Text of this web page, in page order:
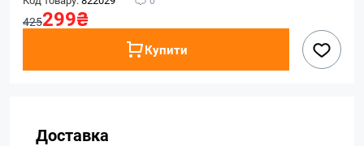
425299₴
Купити
Доставка